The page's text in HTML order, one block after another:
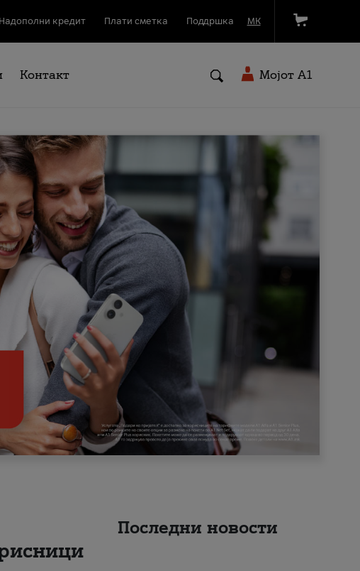
Надополни кредит Плати сметка Поддршка МК
Контакт Мојот A1
Последни новости